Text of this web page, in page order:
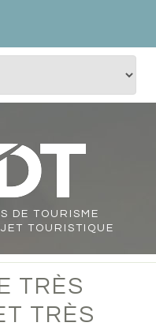
DE TOURISME
TOURISTIQUE
TRÈS
TRÈS